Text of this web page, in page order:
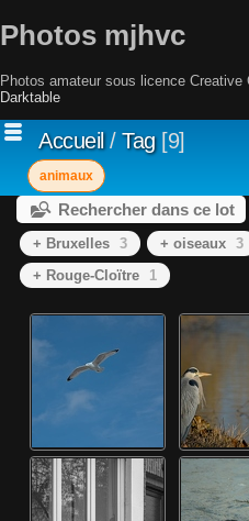
Photos mjhvc
Photos amateur sous licence
Darktable
Accueil/ Tag 9
animaux
Rechercher dans ce lot
+ Bruxelles 3 + oiseaux 3
+ Rouge-Cloïtre
1